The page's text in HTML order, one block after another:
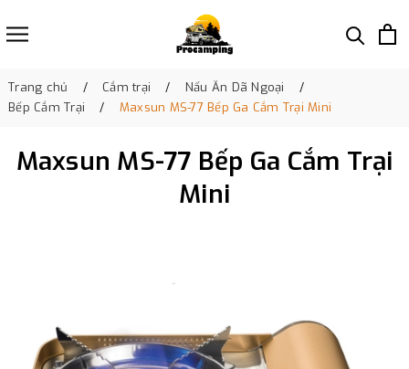
Trang chủ Cắm trại
Nấu Ăn Dã Ngoại
Bếp Cắm Trại
Maxsun MS-77 Bếp Ga Cắm Trại Mini
Maxsun MS-77 Bếp Ga Cắm Trại
Mini